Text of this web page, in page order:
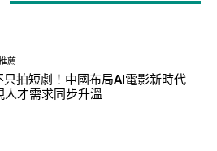
薦
只拍短劇！中國布局AI電影新時代
人才需求同步升溫